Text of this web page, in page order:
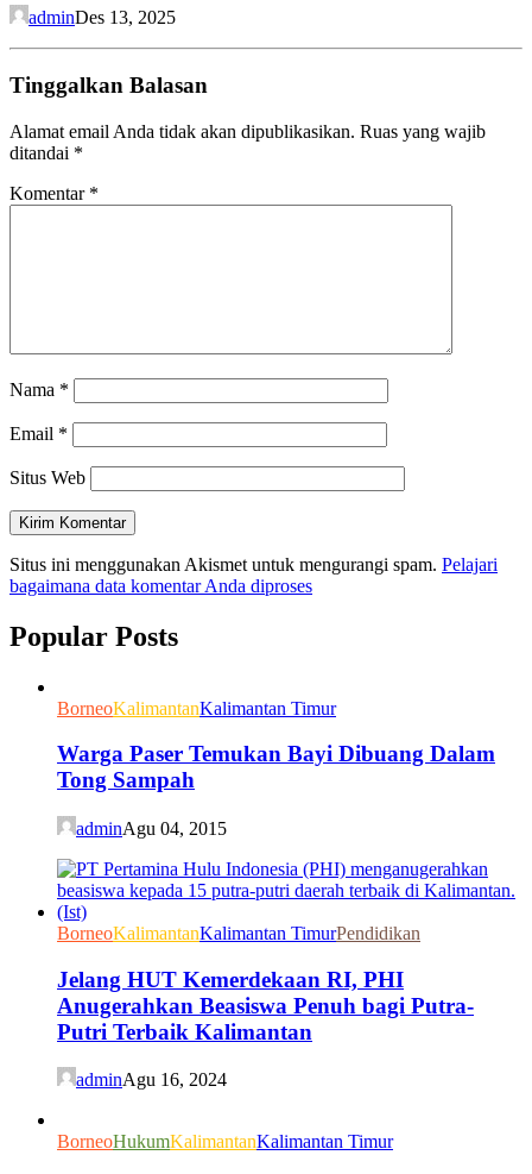
adminDes 13, 2025
Tinggalkan Balasan
Alamat email Anda tidak akan dipublikasikan. Ruas yang wajib
ditandai *
Komentar *
Nama *
Email *
Situs Web
Situs ini menggunakan Akismet untuk mengurangi spam. Pelajari
bagaimana data komentar Anda diproses
Popular Posts
BorneoKalimantanKalimantan Timur
Warga Paser Temukan Bayi Dibuang Dalam
Tong Sampah
adminAgu 04, 2015
BorneoKalimantanKalimantan TimurPendidikan
Jelang HUT Kemerdekaan RI, PHI
Anugerahkan Beasiswa Penuh bagi Putra-
Putri Terbaik Kalimantan
adminAgu 16, 2024
BorneoHukumKalimantanKalimantan Timur